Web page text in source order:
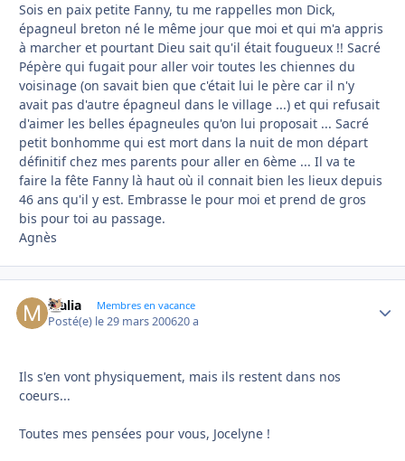
Sois en paix petite Fanny, tu me rappelles mon Dick,
épagneul breton né le même jour que moi et qui m'a appris
à marcher et pourtant Dieu sait qu'il était fougueux !! Sacré
Pépère qui fugait pour aller voir toutes les chiennes du
voisinage (on savait bien que c'était lui le père car il n'y
avait pas d'autre épagneul dans le village ...) et qui refusait
d'aimer les belles épagneules qu'on lui proposait ... Sacré
petit bonhomme qui est mort dans la nuit de mon départ
définitif chez mes parents pour aller en 6ème ... Il va te
faire la fête Fanny là haut où il connait bien les lieux depuis
46 ans qu'il y est. Embrasse le pour moi et prend de gros
bis pour toi au passage.
Agnès
Malia Membres en vacance
Posté(e) le 29 mars 200620 a
Ils s'en vont physiquement, mais ils restent dans nos
coeurs...
Toutes mes pensées pour vous, Jocelyne !